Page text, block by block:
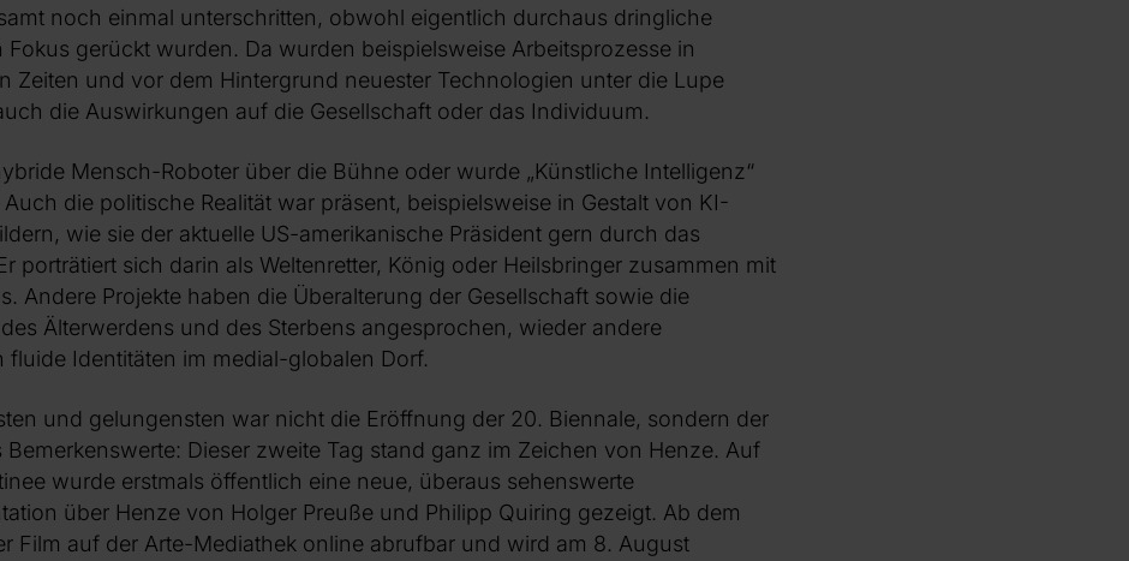
noch einmal unterschritten, obwohl eigentlich durchaus dringliche
Fokus gerückt wurden. Da wurden beispielsweise Arbeitsprozesse in
Zeiten und vor dem Hintergrund neuester Technologien unter die Lupe
die Auswirkungen auf die Gesellschaft oder das Individuum.
Mensch-Roboter über die Bühne oder wurde „Künstliche Intelligenz“
Auch die politische Realität war präsent, beispielsweise in Gestalt von KI-
wie sie der aktuelle US-amerikanische Präsident gern durch das
porträtiert sich darin als Weltenretter, König oder Heilsbringer zusammen mit
Andere Projekte haben die Überalterung der Gesellschaft sowie die
Älterwerdens und des Sterbens angesprochen, wieder andere
fluide Identitäten im medial-globalen Dorf.
und gelungensten war nicht die Eröffnung der 20. Biennale, sondern der
Bemerkenswerte: Dieser zweite Tag stand ganz im Zeichen von Henze. Auf
wurde erstmals öffentlich eine neue, überaus sehenswerte
über Henze von Holger Preuße und Philipp Quiring gezeigt. Ab dem
Film auf der Arte-Mediathek online abrufbar und wird am 8. August